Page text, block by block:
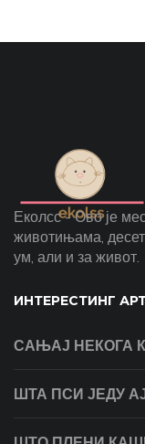
Еколсс - Ово је
животињама,
ум, али и за живот.
ИНТЕРЕСТИНГ
САЊАЈ НЕКОГА
ШТА ПСИ ЈЕДУ